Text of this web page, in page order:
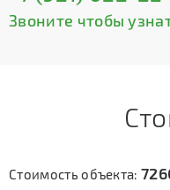
Звоните чтобы
Стоимость объекта: